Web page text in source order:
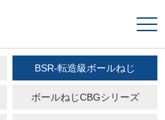
BSR-転造級ボールねじ
ボールねじCBGシリーズ